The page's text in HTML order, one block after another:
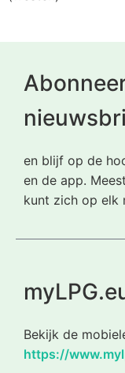
en blijf op de
en de app.
kunt zich op elk
Bekijk de
https://